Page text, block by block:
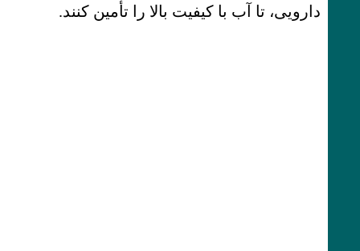
دارویی، تا آب با کیفیت بالا را تأمین کنند.